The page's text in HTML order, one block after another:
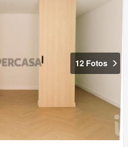
12 Fotos